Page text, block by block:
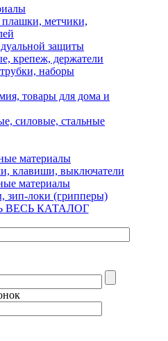
плашки, метчики,
защиты
крепеж, держатели
наборы
товары для дома и
силовые, стальные
материалы
клавиши, выключатели
материалы
зип-локи (грипперы)
ВЕСЬ КАТАЛОГ